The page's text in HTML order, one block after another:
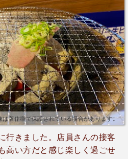
は著作権で保護されている場合があります。
行きました。店員さんの接客
高い方だと感じ楽しく過ごせ